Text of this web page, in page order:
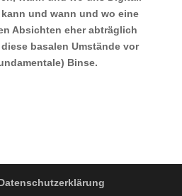
und wann und wo eine
Absich­ten eher abträg­lich
basa­len Umstän­de vor
Binse.